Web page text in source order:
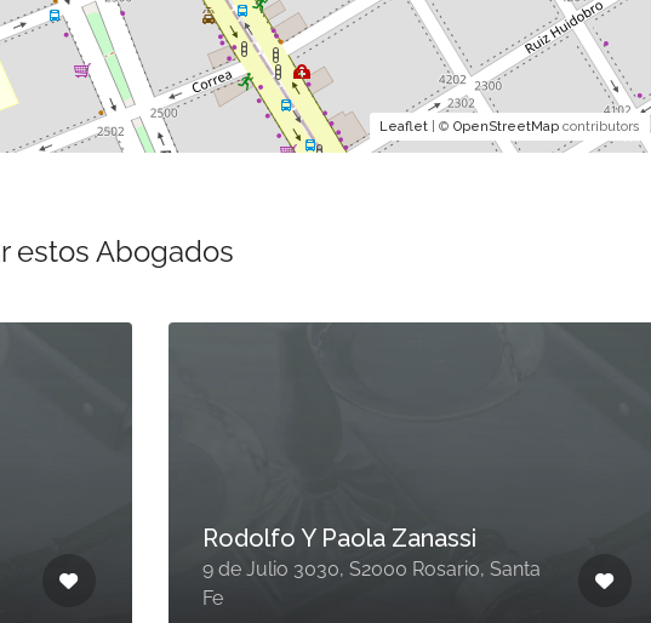
Leaflet | ©OpenStreetMap contributors
estos Abogados
Rodolfo Y Paola Zanassi
9 de Julio 3030, S2000 Rosario, Santa
Fe